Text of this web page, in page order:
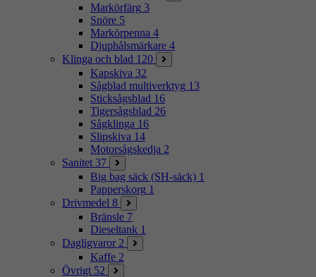
Markörfärg 3
Snöre 5
Markörpenna 4
Djuphålsmärkare 4
Klinga och blad 120
Kapskiva 32
Sågblad multiverktyg 13
Sticksågsblad 16
Tigersågsblad 26
Sågklinga 16
Slipskiva 14
Motorsågskedja 2
Sanitet 37
Big bag säck (SH-säck) 1
Papperskorg 1
Drivmedel 8
Bränsle 7
Dieseltank 1
Dagligvaror 2
Kaffe 2
Övrigt 52